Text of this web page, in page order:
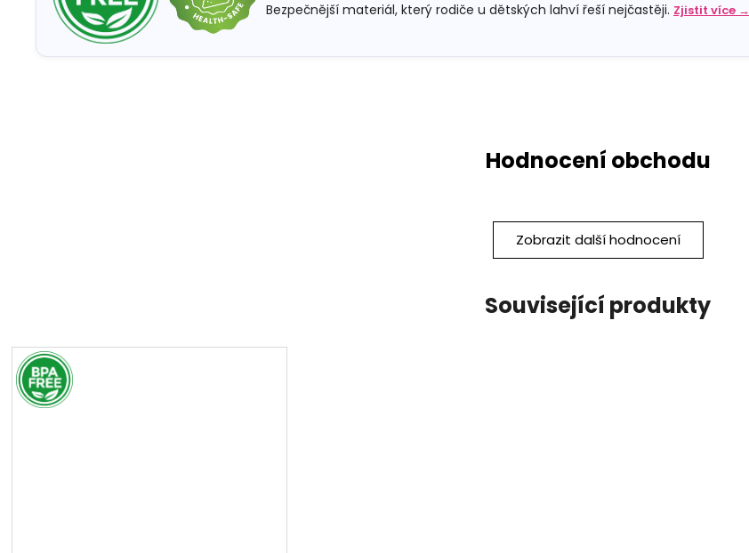
Bezpečnější materiál, který rodiče u dětských lahví řeší nejčastěji. Zjistit více →
Zobrazit další hodnocení
Související produkty